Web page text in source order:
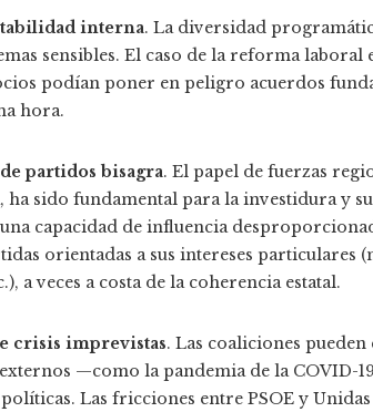
interna. La diversidad
sensibles. El caso de la reforma
podían poner en peligro acuerdos
hora.
partidos bisagra. El papel de fuerzas
ha sido fundamental para la investidura y
capacidad de influencia
orientadas a sus intereses particulares
a veces a costa de la coherencia estatal.
crisis imprevistas. Las coaliciones
—como la pandemia de la COVID-
Las fricciones entre PSOE y